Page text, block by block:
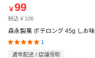
￥99
税込￥106
森永製菓 ポテロング 45g しお味
1
通常配送 / 店舗受取